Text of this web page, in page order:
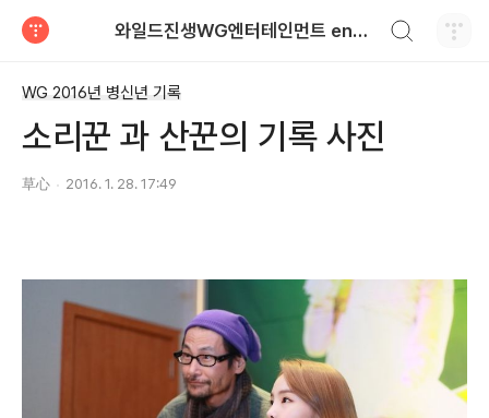
와일드진생WG엔터테인먼트 entertainment
WG 2016년 병신년 기록
소리꾼 과 산꾼의 기록 사진
草心 2016. 1. 28. 17:49